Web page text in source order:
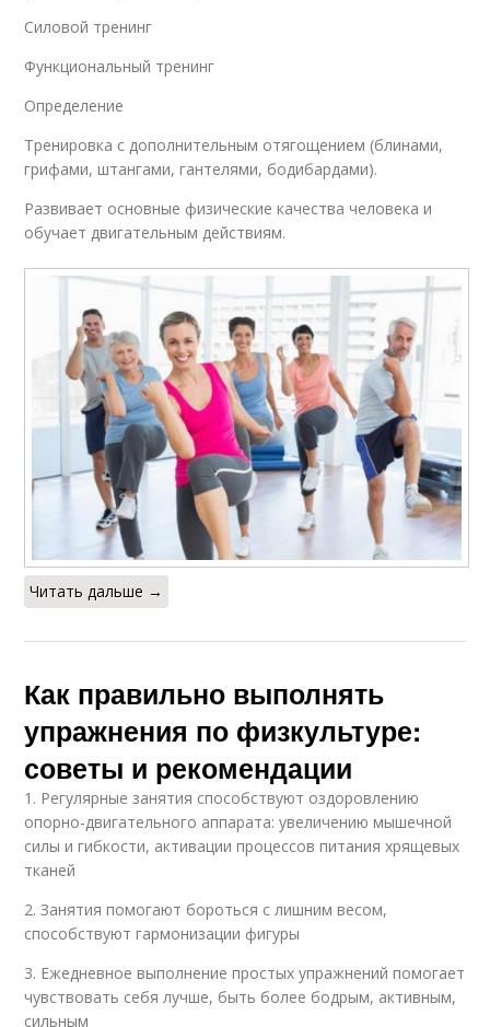
Силовой тренинг
Функциональный тренинг
Определение
Тренировка с дополнительным отягощением (блинами,
грифами, штангами, гантелями, бодибардами).
Развивает основные физические качества человека и
обучает двигательным действиям.
Читать дальше →
Как правильно выполнять
упражнения по физкультуре:
советы и рекомендации
1. Регулярные занятия способствуют оздоровлению
опорно-двигательного аппарата: увеличению мышечной
силы и гибкости, активации процессов питания хрящевых
тканей
2. Занятия помогают бороться с лишним весом,
способствуют гармонизации фигуры
3. Ежедневное выполнение простых упражнений помогает
чувствовать себя лучше, быть более бодрым, активным,
сильным